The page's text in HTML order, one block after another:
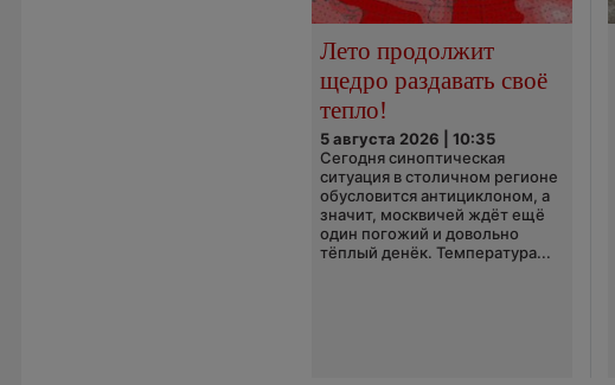
Лето продолжит
щедро раздавать своё
тепло!
5 августа 2026 | 10:35
Сегодня синоптическая
ситуация в столичном регионе
обусловится антициклоном, а
значит, москвичей ждёт ещё
один погожий и довольно
тёплый денёк. Температура...